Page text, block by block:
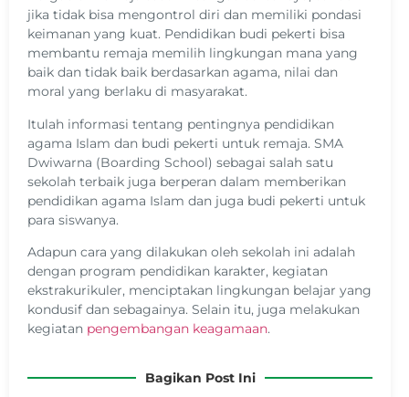
jika tidak bisa mengontrol diri dan memiliki pondasi
keimanan yang kuat. Pendidikan budi pekerti bisa
membantu remaja memilih lingkungan mana yang
baik dan tidak baik berdasarkan agama, nilai dan
moral yang berlaku di masyarakat.
Itulah informasi tentang pentingnya pendidikan
agama Islam dan budi pekerti untuk remaja. SMA
Dwiwarna (Boarding School) sebagai salah satu
sekolah terbaik juga berperan dalam memberikan
pendidikan agama Islam dan juga budi pekerti untuk
para siswanya.
Adapun cara yang dilakukan oleh sekolah ini adalah
dengan program pendidikan karakter, kegiatan
ekstrakurikuler, menciptakan lingkungan belajar yang
kondusif dan sebagainya. Selain itu, juga melakukan
kegiatan pengembangan keagamaan.
Bagikan Post Ini